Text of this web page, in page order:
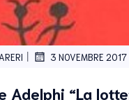
| 3 NOVEMBRE 2017
Adelphi “La